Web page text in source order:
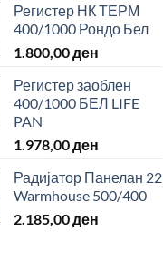
Регистер НК ТЕРМ
400/1000 Рондо Бел
1.800,00ден
Регистер заоблен
400/1000 БЕЛ LIFE
PAN
1.978,00ден
Радијатор Панелан 22
Warmhouse 500/400
2.185,00ден